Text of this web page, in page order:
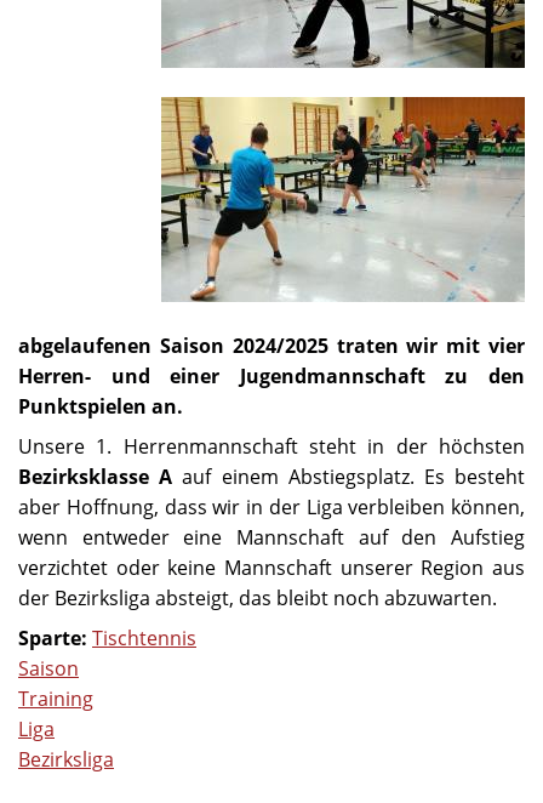
abgelaufenen Saison 2024/2025 traten wir mit vier
Herren- und einer Jugendmannschaft zu den
Punktspielen an.
Unsere 1. Herrenmannschaft steht in der höchsten
Bezirksklasse A auf einem Abstiegsplatz. Es besteht
aber Hoffnung, dass wir in der Liga verbleiben können,
wenn entweder eine Mannschaft auf den Aufstieg
verzichtet oder keine Mannschaft unserer Region aus
der Bezirksliga absteigt, das bleibt noch abzuwarten.
Sparte: Tischtennis
Saison
Training
Liga
Bezirksliga